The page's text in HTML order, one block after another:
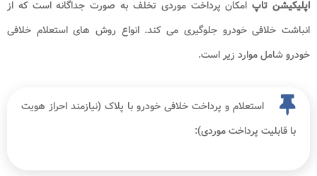
اپلیکیشن تاپامکان پرداخت موردی تخلف به صورت جداگانه است که از
انباشت خلافی خودرو جلوگیری می کند. انواع روش های استعلام خلافی
خودرو شامل موارد زیر است.
استعلام و پرداخت خلافی خودرو با پلاک (نیازمند احراز هویت
با قابلیت پرداخت موردی):